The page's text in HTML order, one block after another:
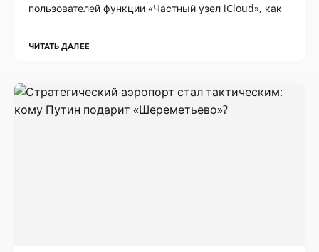
пользователей функции «Частный узел iCloud», как
ЧИТАТЬ ДАЛЕЕ